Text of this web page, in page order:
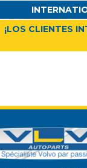
¡LOS CLIENTES